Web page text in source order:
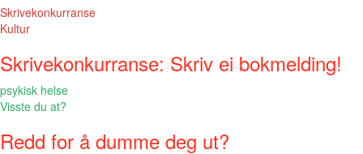
Skrivekonkurranse
Kultur
Skrivekonkurranse: Skriv ei bokmelding!
psykisk helse
Visste du at?
Redd for å dumme deg ut?